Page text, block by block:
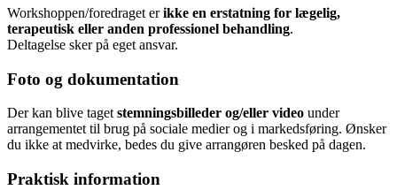
Workshoppen/foredraget erikke en erstatning for lægelig,
terapeutisk eller anden professionel behandling.
Deltagelse sker på eget ansvar.
Foto og dokumentation
Der kan blive taget stemningsbilleder og/eller video under
arrangementet til brug på sociale medier og i markedsføring. Ønsker
du ikke at medvirke, bedes du give arrangøren besked på dagen.
Praktisk information